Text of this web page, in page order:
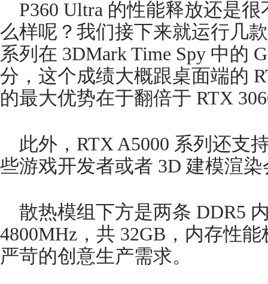
P360 Ultra 的性能释放还是
么样呢？我们接下来就运行几
系列在 3DMark Time Spy 中的
分，这个成绩大概跟桌面端的
的最大优势在于翻倍于 RTX
此外，RTX A5000 系列还支
些游戏开发者或者 3D 建模渲
散热模组下方是两条 DDR5
4800MHz，共 32GB，内存性
严苛的创意生产需求。